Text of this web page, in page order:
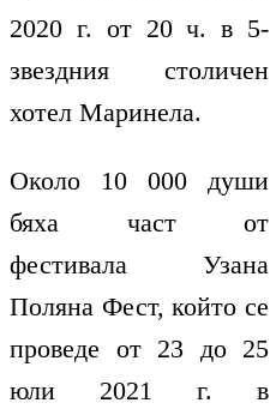
2020 г. от 20 ч. в 5-
звездния столичен
хотел Маринела.
Около 10 000 души
бяха част от
фестивала Узана
Поляна Фест, който се
проведе от 23 до 25
юли 2021 г. в